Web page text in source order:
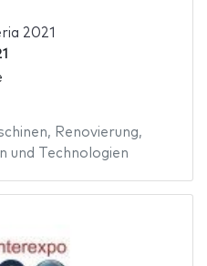
2021
, Renovierung,
und Technologien